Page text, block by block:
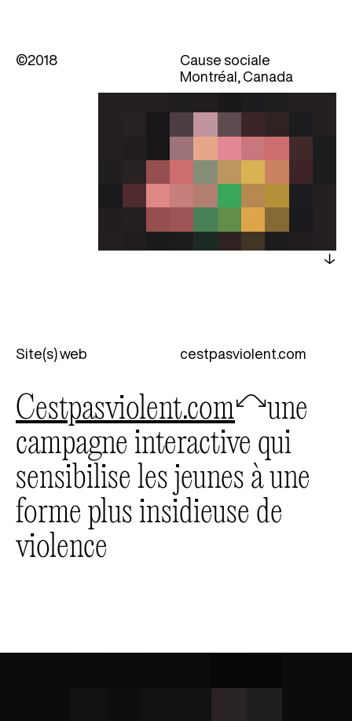
©2018
Cause sociale
Montréal, Canada
Site(s) web cestpasviolent.com
cestpasviolent.com🦉une
campagne interactive qui
sensibilise les jeunes à une
forme plus insidieuse de
violence